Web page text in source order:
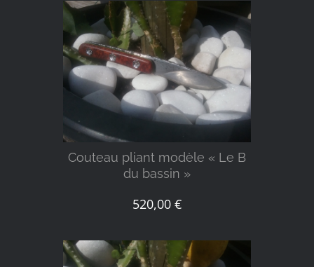
DÉTAILS
Couteau pliant modèle « Le B
du bassin »
520,00 €